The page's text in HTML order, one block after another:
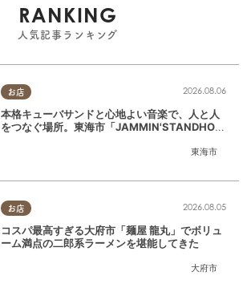
RANKING
人気記事ランキング
お店
東海市
2026.08.06
本格キューバサンドと心地よい音楽で、人と人
をつなぐ場所。東海市「JAMMIN'STANDHOU
お店
大府市
2026.08.05
コスパ最高すぎる大府市「麺屋 龍丸」でボリュ
ーム満点の二郎系ラーメンを堪能してきた